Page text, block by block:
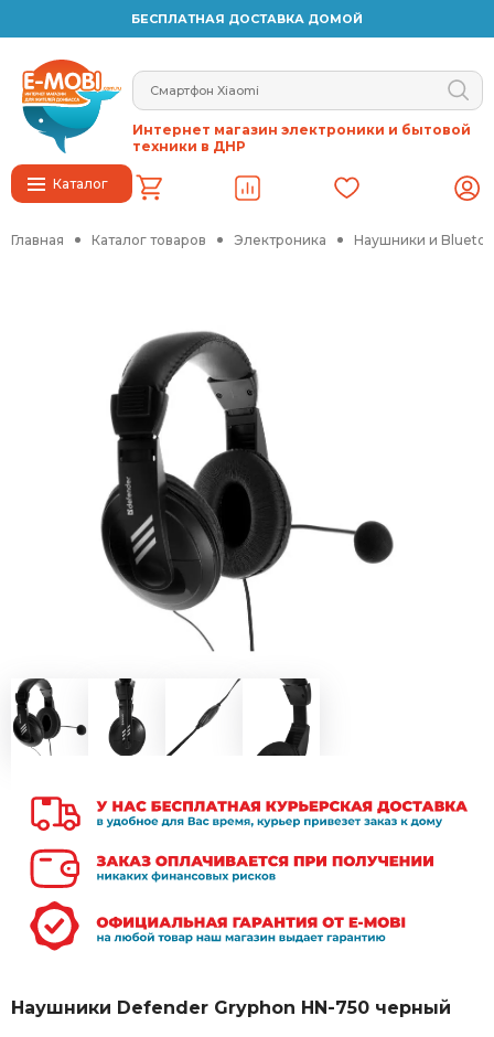
БЕСПЛАТНАЯ ДОСТАВКА ДОМОЙ
Каталог
Интернет магазин электроники и бытовой
техники в ДНР
Главная Каталог товаров Электроника Наушники и
Наушники Defender Gryphon HN-750 черный